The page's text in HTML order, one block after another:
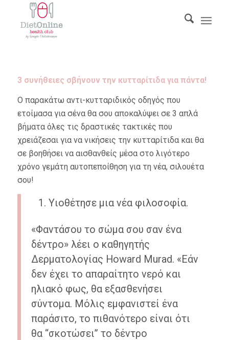
3 συνήθειες σβήνουν την κυτταρίτιδα για πάντα!
Ο παρακάτω αντι-κυτταριδικός οδηγός που
ετοίμασα για σένα θα σου αποκαλύψει σε 3 απλά
βήματα όλες τις δραστικές τακτικές που
χρειάζεσαι για να νικήσεις την κυτταρίτιδα και θα
σε βοηθήσει να αισθανθείς μέσα στο λιγότερο
χρόνο γεμάτη αυτοπεποίθηση για τη νέα, σιλουέτα
σου!
Υιοθέτησε μια νέα φιλοσοφία.
«Φαντάσου το σώμα σου σαν ένα
δέντρο» λέει ο καθηγητής
Δερματολογίας Howard Murad. «Εάν
δεν έχει το απαραίτητο νερό και
ηλιακό φως, θα εξασθενήσει
σύντομα. Μόλις εμφανιστεί ένα
παράσιτο, το πιθανότερο είναι ότι
θα “σκοτώσει” το δέντρο